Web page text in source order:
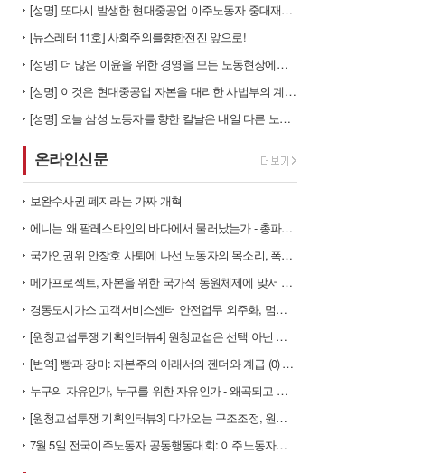
[성명] 또다시 발생한 현대중공업 이주노동자 중대재해 - 현대중공업과 한…
[뉴스레터 11호] 사회주의를향한전진 앞으로!
[성명] 더 많은 이윤을 위한 경영을 모든 노동현장에서 철폐하라
[성명] 이것은 현대중공업 자본을 대리한 사법부의 계급투쟁이다
[성명] 오늘 삼성 노동자를 향한 칼날은 내일 다른 노동자를 향한다
온라인신문
보완수사권 폐지라는 가짜 개혁
에니는 왜 팔레스타인의 바다에서 물러났는가 - 총파업, 항구 봉쇄, 국제…
국가인권위 안창호 사퇴에 나선 노동자의 목소리, 폭염처럼 쏟아지는 불평등…
메가프로젝트, 자본을 위한 국가적 동원체제에 맞서 어떻게 싸울 것인가?
경동도시가스 고객서비스센터 안전업무 외주화, 멈춰라!
[원청교섭투쟁 기획인터뷰4] 원청교섭은 선택 아닌 필수! 7.15 총파업…
[번역] 빵과 장미: 자본주의 아래서의 젠더와 계급 (0) 들어가며
누구의 자유인가, 누구를 위한 자유인가 - 왜곡되고 박제된 광주를 넘어
[원청교섭투쟁 기획인터뷰3] 다가오는 구조조정, 원청책임 부품·서열노동자…
7월 5일 전국이주노동자 공동행동대회: 이주노동자들이 노동조합 가입을 선…